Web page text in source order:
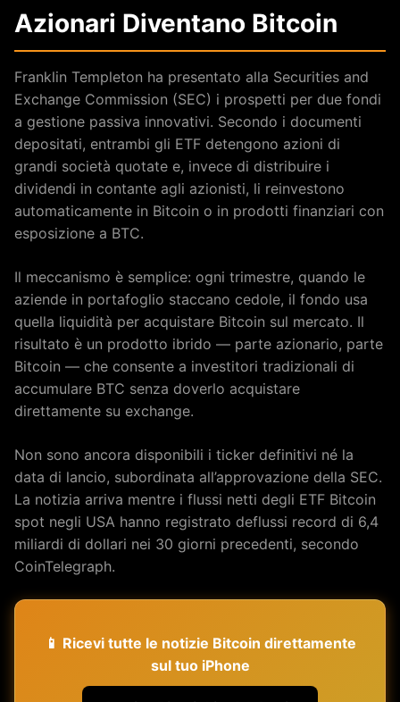
Azionari Diventano Bitcoin
Franklin Templeton ha presentato alla Securities and
Exchange Commission (SEC) i prospetti per due fondi
a gestione passiva innovativi. Secondo i documenti
depositati, entrambi gli ETF detengono azioni di
grandi società quotate e, invece di distribuire i
dividendi in contante agli azionisti, li reinvestono
automaticamente in Bitcoin o in prodotti finanziari con
esposizione a BTC.
Il meccanismo è semplice: ogni trimestre, quando le
aziende in portafoglio staccano cedole, il fondo usa
quella liquidità per acquistare Bitcoin sul mercato. Il
risultato è un prodotto ibrido — parte azionario, parte
Bitcoin — che consente a investitori tradizionali di
accumulare BTC senza doverlo acquistare
direttamente su exchange.
Non sono ancora disponibili i ticker definitivi né la
data di lancio, subordinata all’approvazione della SEC.
La notizia arriva mentre i flussi netti degli ETF Bitcoin
spot negli USA hanno registrato deflussi record di 6,4
miliardi di dollari nei 30 giorni precedenti, secondo
CoinTelegraph.
📱 Ricevi tutte le notizie Bitcoin direttamente
sul tuo iPhone